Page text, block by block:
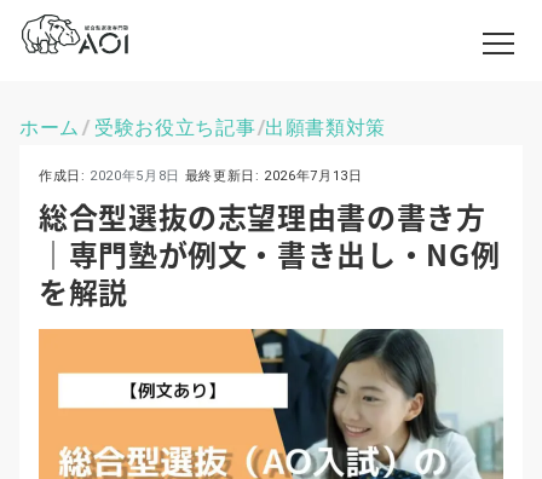
ホーム \ 受験お役立ち記事\出願書類対策
作成日: 2020年5月8日 最終更新日: 2026年7月13日
総合型選抜の志望理由書の書き方
｜専門塾が例文・書き出し・NG例
を解説